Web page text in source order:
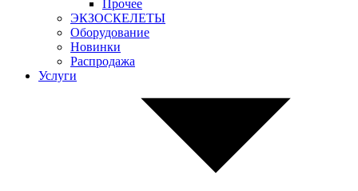
Прочее
ЭКЗОСКЕЛЕТЫ
Оборудование
Новинки
Распродажа
Услуги